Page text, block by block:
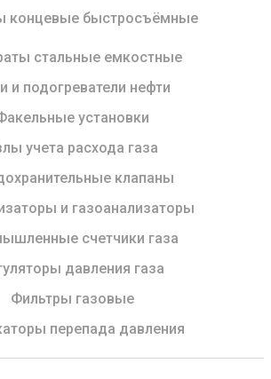
концевые быстросъёмные
стальные емкостные
и подогреватели нефти
установки
учета расхода газа
клапаны
и газоанализаторы
счетчики газа
давления газа
Фильтры газовые
перепада давления